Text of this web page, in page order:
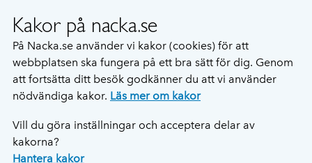
Kakor på nacka.se
På Nacka.se använder vi kakor (cookies) för att
webbplatsen ska fungera på ett bra sätt för dig. Genom
att fortsätta ditt besök godkänner du att vi använder
nödvändiga kakor. Läs mer om kakor
Vill du göra inställningar och acceptera delar av
kakorna?
Hantera kakor